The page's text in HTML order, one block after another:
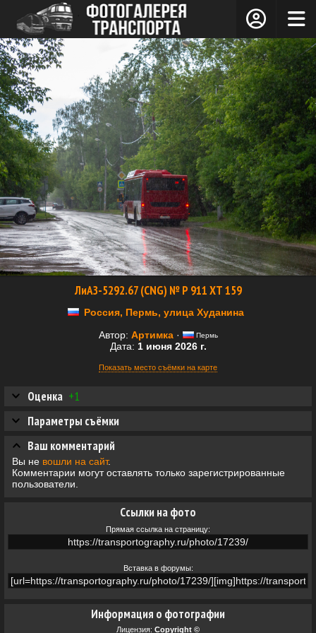
ЛиАЗ-5292.67 (CNG) № Р 911 ХТ 159
Россия, Пермь, улица Худанина
Автор: Артимка· Пермь
Дата: 1 июня 2026 г.
Показать место съёмки на карте
Информация о фотографии
Лицензия: Copyright ©
Оценка +1
Ссылки на фото
Прямая ссылка на страницу:
Вставка в форумы:
Параметры съёмки
Ваш комментарий
Вы не вошли на сайт.
Комментарии могут оставлять только зарегистрированные
пользователи.